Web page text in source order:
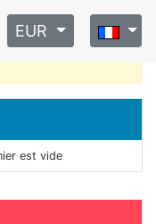
EUR
est vide